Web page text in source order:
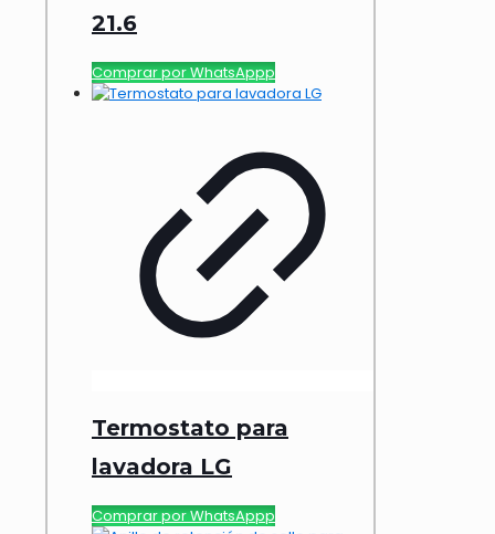
21.6
Comprar por WhatsAppp
Termostato para
lavadora LG
Comprar por WhatsAppp